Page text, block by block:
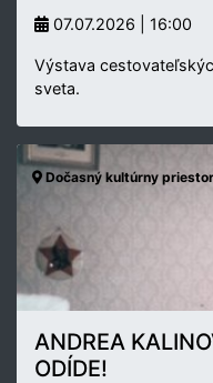
07.07.2026 | 16:00
Výstava
sveta.
Dočasný kultúrny
ANDREA
ODÍDE!